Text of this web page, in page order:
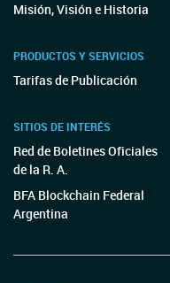
Misión, Visión e Historia
PRODUCTOS Y SERVICIOS
Tarifas de Publicación
SITIOS DE INTERÉS
Red de Boletines Oficiales
de la R. A.
BFA Blockchain Federal
Argentina